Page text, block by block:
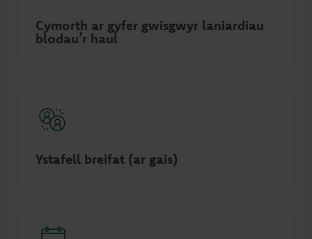
Cymorth ar gyfer gwisgwyr laniardiau
blodau’r haul
Ystafell breifat (ar gais)